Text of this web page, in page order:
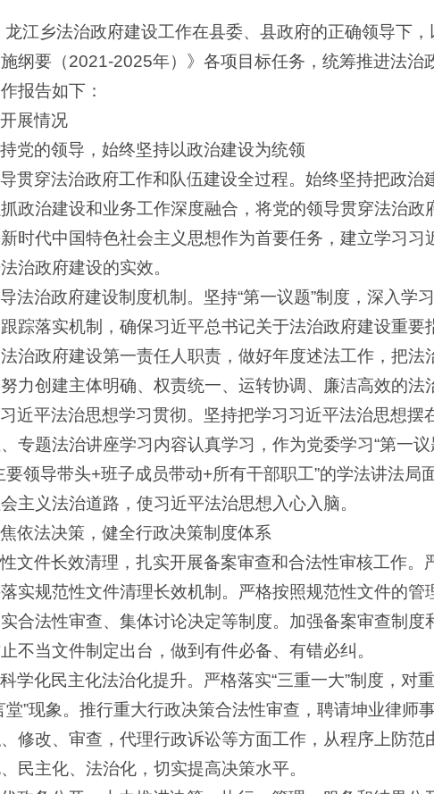
龙江乡法治政府建设工作在县委、县政府的正确领导下
纲要（2021-2025年）》各项目标任务，统筹推进法治
报告如下：
展情况
持党的领导，始终坚持以政治建设为统领
贯穿法治政府工作和队伍建设全过程。始终坚持把政
政治建设和业务工作深度融合，将党的领导贯穿法治
时代中国特色社会主义思想作为首要任务，建立学习
治政府建设的实效。
法治政府建设制度机制。坚持“第一议题”制度，深入学
踪落实机制，确保习近平总书记关于法治政府建设重
治政府建设第一责任人职责，做好年度述法工作，把
力创建主体明确、权责统一、运转协调、廉洁高效的法
近平法治思想学习贯彻。坚持把学习习近平法治思想摆
专题法治讲座学习内容认真学习，作为党委学习“第一议
要领导带头+班子成员带动+所有干部职工”的学法讲法
主义法治道路，使习近平法治思想入心入脑。
焦依法决策，健全行政决策制度体系
文件长效清理，扎实开展备案审查和合法性审核工作
实规范性文件清理长效机制。严格按照规范性文件的
合法性审查、集体讨论决定等制度。加强备案审查制度
不当文件制定出台，做到有件必备、有错必纠。
学化民主化法治化提升。严格落实“三重一大”制度，对
堂”现象。推行重大行政决策合法性审查，聘请坤业律师
修改、审查，代理行政诉讼等方面工作，从程序上防
民主化、法治化，切实提高决策水平。